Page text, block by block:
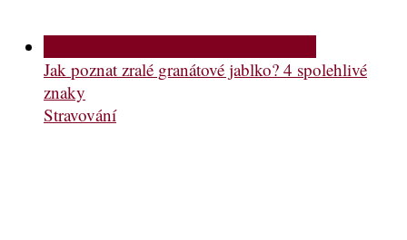
Jak poznat zralé granátové jablko? 4 spolehlivé
znaky
Stravování